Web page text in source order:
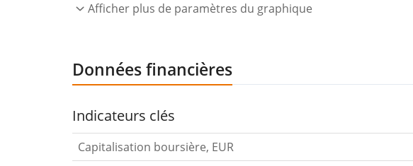
Afficher plus de paramètres du graphique
Données financières
Indicateurs clés
Capitalisation boursière, EUR